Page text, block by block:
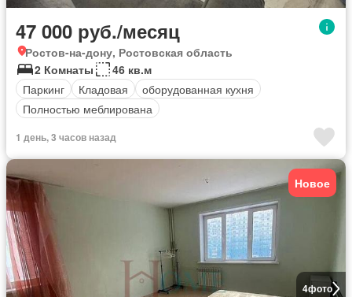
47 000 руб./месяц
Ростов-на-дону, Ростовская область
2 Комнаты
46 кв.м
Паркинг
Кладовая
оборудованная кухня
Полностью меблирована
1 день, 3 часов назад
4фото
Новое